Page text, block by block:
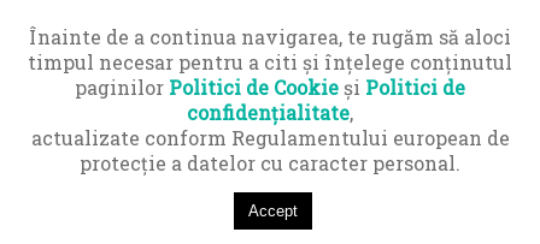
© Copyright 2016-2026 Hyper Cărți SRL · Toate drepturile
Înainte de a continua navigarea, te rugăm să aloci
timpul necesar pentru a citi și înțelege conținutul
paginilor Politici de Cookieși Politici de
confidențialitate,
actualizate conform Regulamentului european de
protecţie a datelor cu caracter personal.
Accept